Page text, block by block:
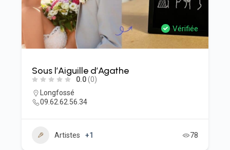
Vérifiée
Sous l’Aiguille d’Agathe
0.0(0)
Longfossé
09.62.62.56.34
Artistes +1 78